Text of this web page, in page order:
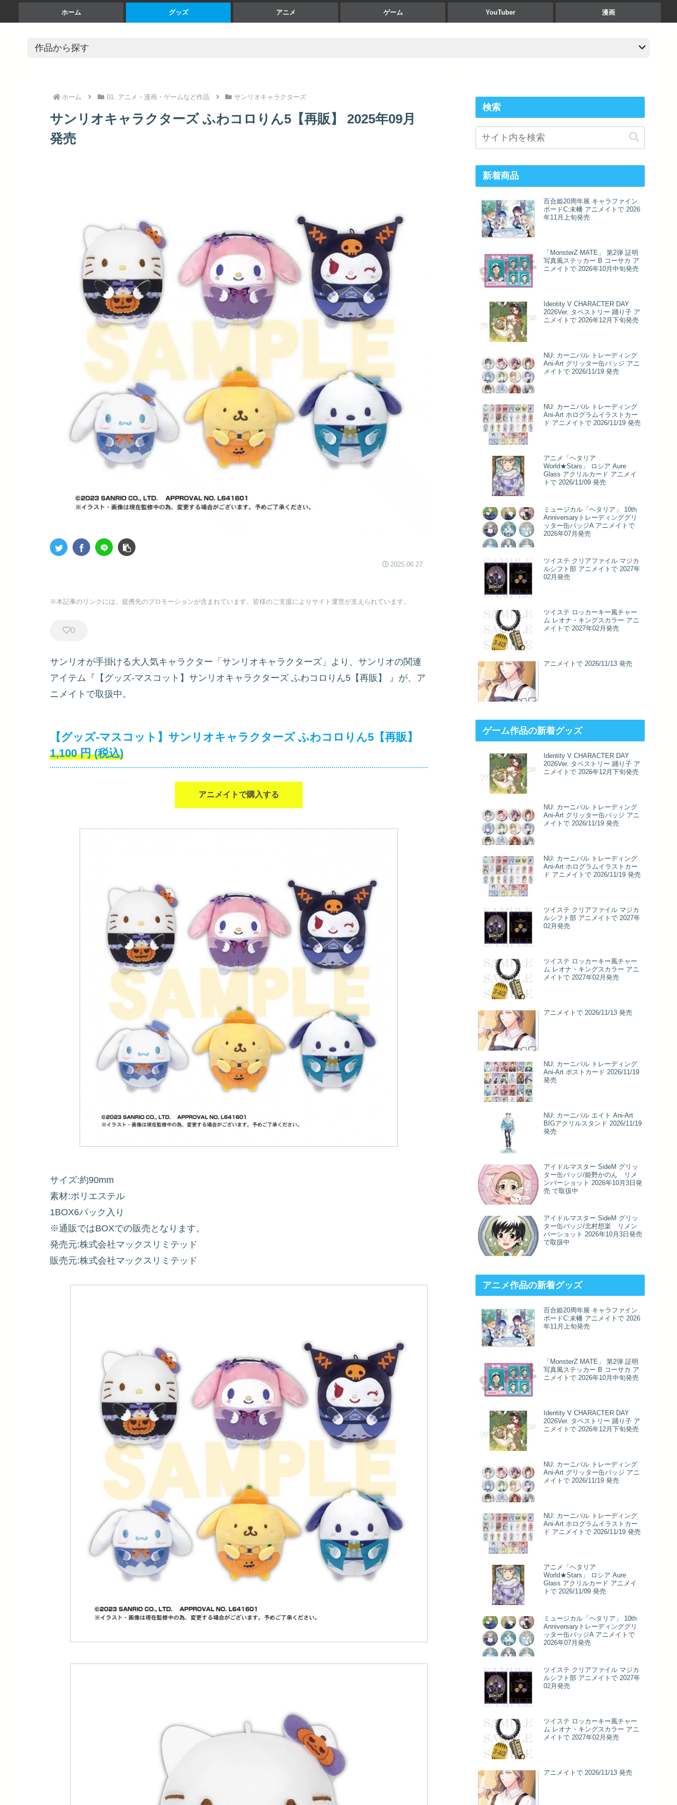
ホーム グッズ アニメ ゲーム YouTuber 漫画
ホーム 01. アニメ・漫画・ゲームなど作品 サンリオキャラクターズ
サンリオキャラクターズ ふわコロりん5【再販】 2025年09月
発売
2025.06.27
※本記事のリンクには、提携先のプロモーションが含まれています。皆様のご支援によりサイト運営が支えられています。
0
サンリオが手掛ける大人気キャラクター「サンリオキャラクターズ」より、サンリオの関連
アイテム『【グッズ-マスコット】サンリオキャラクターズ ふわコロりん5【再販】
』が、ア
ニメイトで取扱中。
【グッズ-マスコット】サンリオキャラクターズ ふわコロりん5【再販】
1,100 円 (税込)
アニメイトで購入する
サイズ:約90mm
素材:ポリエステル
1BOX6パック入り
※通販ではBOXでの販売となります。
発売元:株式会社マックスリミテッド
販売元:株式会社マックスリミテッド
検索
新着商品
百合姫20周年展 キャラファイン
ボードC:未幡 アニメイトで 2026
年11月上旬発売
「MonsterZ MATE」 第2弾 証明
写真風ステッカー B コーサカ ア
ニメイトで 2026年10月中旬発売
Identity V CHARACTER DAY
2026Ver. タペストリー 踊り子 ア
ニメイトで 2026年12月下旬発売
NU: カーニバル トレーディング
Ani-Art グリッター缶バッジ アニ
メイトで 2026/11/19 発売
NU: カーニバル トレーディング
Ani-Art ホログラムイラストカー
ド アニメイトで 2026/11/19 発売
アニメ「ヘタリア
World★Stars」 ロシア Aure
Glass アクリルカード アニメイ
トで 2026/11/09 発売
ミュージカル「ヘタリア」 10th
Anniversaryトレーディンググリ
ッター缶バッジA アニメイトで
2026年07月発売
ツイステ クリアファイル マジカ
ルシフト部 アニメイトで 2027年
02月発売
ツイステ ロッカーキー風チャー
ム レオナ・キングスカラー アニ
メイトで 2027年02月発売
アニメイトで 2026/11/13 発売
ゲーム作品の新着グッズ
Identity V CHARACTER DAY
2026Ver. タペストリー 踊り子 ア
ニメイトで 2026年12月下旬発売
NU: カーニバル トレーディング
Ani-Art グリッター缶バッジ アニ
メイトで 2026/11/19 発売
NU: カーニバル トレーディング
Ani-Art ホログラムイラストカー
ド アニメイトで 2026/11/19 発売
ツイステ クリアファイル マジカ
ルシフト部 アニメイトで 2027年
02月発売
ツイステ ロッカーキー風チャー
ム レオナ・キングスカラー アニ
メイトで 2027年02月発売
アニメイトで 2026/11/13 発売
NU: カーニバル トレーディング
Ani-Art ポストカード 2026/11/19
発売
NU: カーニバル エイト Ani-Art
BIGアクリルスタンド 2026/11/19
発売
アイドルマスター SideM グリッ
ター缶バッジ/姫野かのん リメ
ンバーショット 2026年10月3日発
売 で取扱中
アイドルマスター SideM グリッ
ター缶バッジ/北村想楽 リメン
バーショット 2026年10月3日発売
で取扱中
アニメ作品の新着グッズ
百合姫20周年展 キャラファイン
ボードC:未幡 アニメイトで 2026
年11月上旬発売
「MonsterZ MATE」 第2弾 証明
写真風ステッカー B コーサカ ア
ニメイトで 2026年10月中旬発売
Identity V CHARACTER DAY
2026Ver. タペストリー 踊り子 ア
ニメイトで 2026年12月下旬発売
NU: カーニバル トレーディング
Ani-Art グリッター缶バッジ アニ
メイトで 2026/11/19 発売
NU: カーニバル トレーディング
Ani-Art ホログラムイラストカー
ド アニメイトで 2026/11/19 発売
アニメ「ヘタリア
World★Stars」 ロシア Aure
Glass アクリルカード アニメイ
トで 2026/11/09 発売
ミュージカル「ヘタリア」 10th
Anniversaryトレーディンググリ
ッター缶バッジA アニメイトで
2026年07月発売
ツイステ クリアファイル マジカ
ルシフト部 アニメイトで 2027年
02月発売
ツイステ ロッカーキー風チャー
ム レオナ・キングスカラー アニ
メイトで 2027年02月発売
アニメイトで 2026/11/13 発売